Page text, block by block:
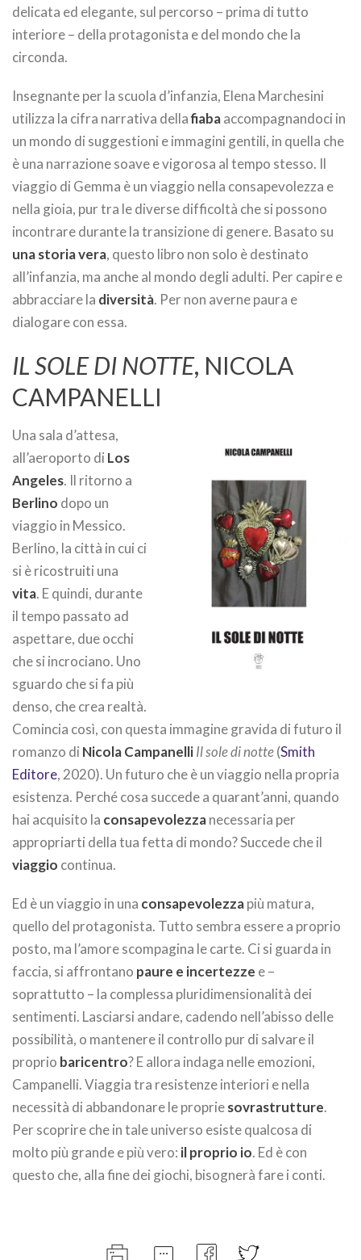
delicata ed elegante, sul percorso – prima di tutto
interiore – della protagonista e del mondo che la
circonda.
Insegnante per la scuola d’infanzia, Elena Marchesini
utilizza la cifra narrativa dellafiabaaccompagnandoci in
un mondo di suggestioni e immagini gentili, in quella che
è una narrazione soave e vigorosa al tempo stesso. Il
viaggio di Gemma è un viaggio nella consapevolezza e
nella gioia, pur tra le diverse difficoltà che si possono
incontrare durante la transizione di genere. Basato su
una storia vera, questo libro non solo è destinato
all’infanzia, ma anche al mondo degli adulti. Per capire e
abbracciare la diversità. Per non averne paura e
dialogare con essa.
IL SOLE DI NOTTE, NICOLA
CAMPANELLI
Una sala d’attesa,
all’aeroporto di Los
Angeles. Il ritorno a
Berlino dopo un
viaggio in Messico.
Berlino, la città in cui ci
si è ricostruiti una
vita. E quindi, durante
il tempo passato ad
aspettare, due occhi
che si incrociano. Uno
sguardo che si fa più
denso, che crea realtà.
Comincia così, con questa immagine gravida di futuro il
romanzo di Nicola CampanelliIl sole di notte(Smith
Editore, 2020). Un futuro che è un viaggio nella propria
esistenza. Perché cosa succede a quarant’anni, quando
hai acquisito la consapevolezzanecessaria per
appropriarti della tua fetta di mondo? Succede che il
viaggio continua.
Ed è un viaggio in una consapevolezzapiù matura,
quello del protagonista. Tutto sembra essere a proprio
posto, ma l’amore scompagina le carte. Ci si guarda in
faccia, si affrontano paure e incertezze e –
soprattutto – la complessa pluridimensionalità dei
sentimenti. Lasciarsi andare, cadendo nell’abisso delle
possibilità, o mantenere il controllo pur di salvare il
proprio baricentro? E allora indaga nelle emozioni,
Campanelli. Viaggia tra resistenze interiori e nella
necessità di abbandonare le propriesovrastrutture.
Per scoprire che in tale universo esiste qualcosa di
molto più grande e più vero: il proprio io. Ed è con
questo che, alla fine dei giochi, bisognerà fare i conti.